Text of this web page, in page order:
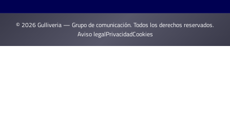
© 2026 Gulliveria — Grupo de comunicación. Todos los derechos reservados.
Aviso legalPrivacidadCookies